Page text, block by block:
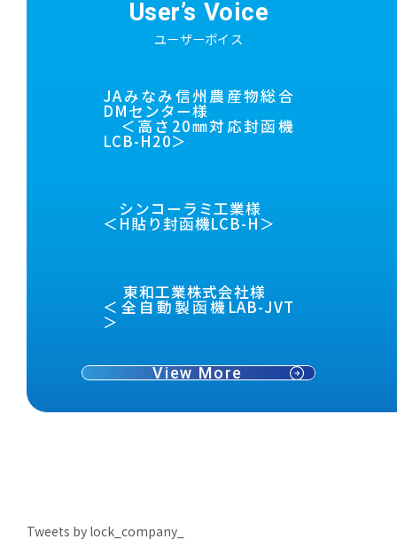
User’s Voice
ユーザーボイス
JAみなみ信州農産物総合
DMセンター様
＜高さ20㎜対応封函機
LCB-H20＞
シンコーラミ工業様
＜H貼り封函機LCB-H＞
東和工業株式会社様
＜全自動製函機LAB-JVT
＞
View More
Tweets by lock_company_